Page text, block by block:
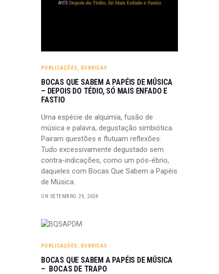
PUBLICAÇÕES, RUBRICAS
BOCAS QUE SABEM A PAPÉIS DE MÚSICA
– DEPOIS DO TÉDIO, SÓ MAIS ENFADO E
FASTIO
Uma espécie de alquimia, fusão de
música e palavra, degustação simbiótica.
Pairam questões e flutuam reflexões.
Tudo excessivamente degustado sem
contra-indicações, como um pós-ébrio,
daqueles com Bocas Que Sabem a Papéis
de Música.
ON SETEMBRO 29, 2024
PUBLICAÇÕES, RUBRICAS
BOCAS QUE SABEM A PAPÉIS DE MÚSICA
– BOCAS DE TRAPO